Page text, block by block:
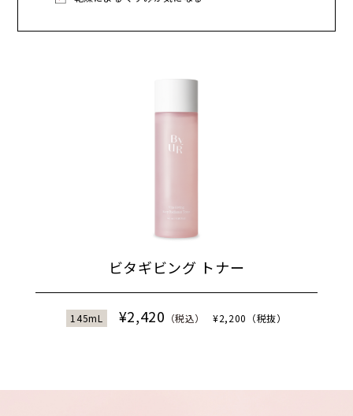
ビタギビング トナー
145mL ¥2,420 （税込） ¥2,200（税抜）